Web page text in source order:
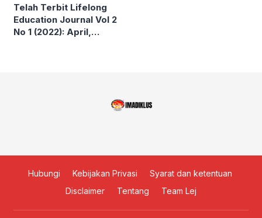
Telah Terbit Lifelong
Education Journal Vol 2
No 1 (2022): April,
Hubungi Kebijakan Privasi
Syarat dan ketentuan
Disclaimer
Tentang Team Lej